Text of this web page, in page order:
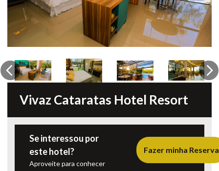
Previous
Vivaz Cataratas Hotel Resort
Se interessou por
este hotel?
Aproveite para conhecer
Fazer minha Reserva